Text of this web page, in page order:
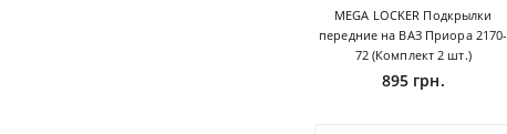
MEGA LOCKER Подкрылки
передние на ВАЗ Приора 2170-
72 (Комплект 2 шт.)
895 грн.